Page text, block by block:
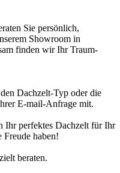
Sie persönlich,
Showroom in
finden wir Ihr Traum-
Dachzelt-Typ oder die
E-mail-Anfrage mit.
Ihr perfektes Dachzelt für Ihr
Freude haben!
beraten.